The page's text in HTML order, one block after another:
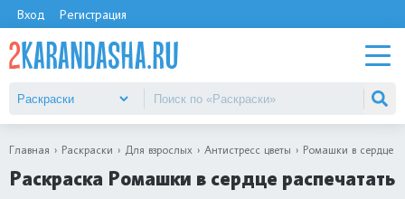
Вход Регистрация
Главная Раскраски Для взрослых Антистресс цветы Ромашки в сердце
Раскраска Ромашки в сердце распечатать